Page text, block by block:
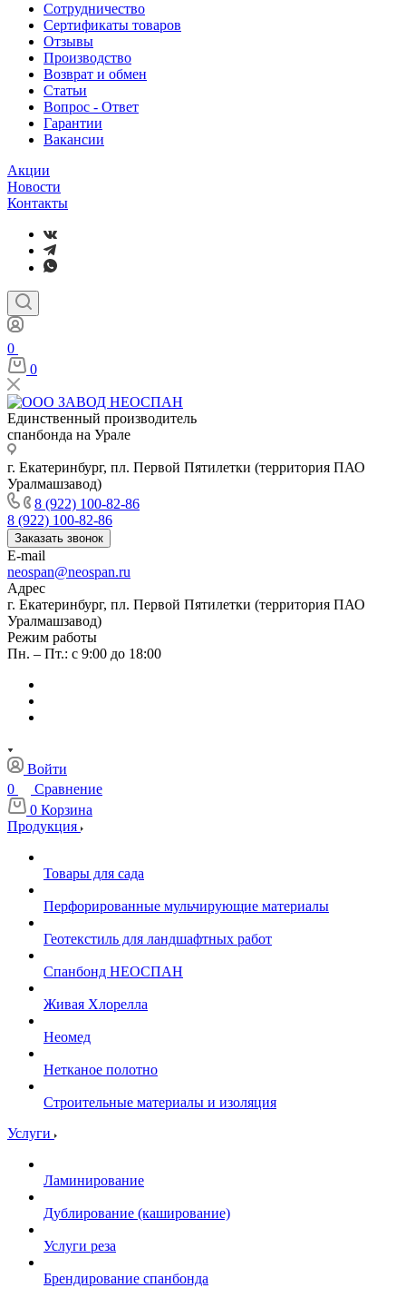
Сотрудничество
Сертификаты товаров
Отзывы
Производство
Возврат и обмен
Статьи
Вопрос - Ответ
Гарантии
Вакансии
Акции
Новости
Контакты
0
0
Единственный производитель
спанбонда на Урале
г. Екатеринбург, пл. Первой Пятилетки (территория ПАО
Уралмашзавод)
8 (922) 100-82-86
8 (922) 100-82-86
Заказать звонок
E-mail
neospan@neospan.ru
Адрес
г. Екатеринбург, пл. Первой Пятилетки (территория ПАО
Уралмашзавод)
Режим работы
Пн. – Пт.: с 9:00 до 18:00
Войти
0
Сравнение
0 Корзина
Продукция
Товары для сада
Перфорированные мульчирующие материалы
Геотекстиль для ландшафтных работ
Спанбонд НЕОСПАН
Живая Хлорелла
Нeомед
Нетканое полотно
Строительные материалы и изоляция
Услуги
Ламинирование
Дублирование (каширование)
Услуги реза
Брендирование спанбонда